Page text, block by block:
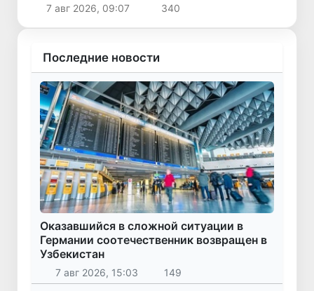
7 авг 2026, 09:07 340
Последние новости
Оказавшийся в сложной ситуации в
Германии соотечественник возвращен в
Узбекистан
7 авг 2026, 15:03 149